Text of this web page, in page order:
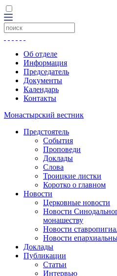
Об отделе
Информация
Председатель
Документы
Календарь
Контакты
Монастырский вестник
Предстоятель
События
Проповеди
Доклады
Слова
Троицкие листки
Коротко о главном
Новости
Церковные новости
Новости
монашеству
Новости
Новости
Доклады
Публикации
Статьи
Интервью